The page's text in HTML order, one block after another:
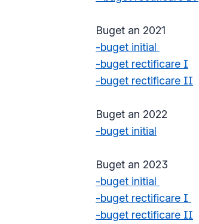
Buget an 2021
-buget initial
-buget rectificare I
-buget rectificare II
Buget an 2022
-buget initial
Buget an 2023
-buget initial
-buget rectificare I
-buget rectificare II